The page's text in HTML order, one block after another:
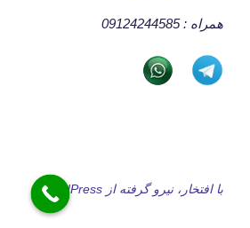
همراه : 09124244585
با افتخار، نیرو گرفته از WordPress